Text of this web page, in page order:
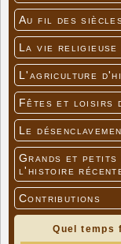
Au fil des
La vie religieuse
L'agriculture
Fêtes et loisirs
Le
Grands et petits
l'histoire
Contributions
Quel